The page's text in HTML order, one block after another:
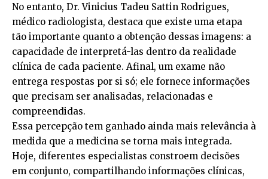
No entanto, Dr. Vinicius Tadeu Sattin Rodrigues,
médico radiologista, destaca que existe uma etapa
tão importante quanto a obtenção dessas imagens: a
capacidade de interpretá-las dentro da realidade
clínica de cada paciente. Afinal, um exame não
entrega respostas por si só; ele fornece informações
que precisam ser analisadas, relacionadas e
compreendidas.
Essa percepção tem ganhado ainda mais relevância à
medida que a medicina se torna mais integrada.
Hoje, diferentes especialistas constroem decisões
em conjunto, compartilhando informações clínicas,